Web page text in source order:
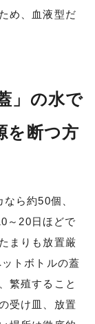
め、血液型だ
」の水で
を断つ方
ら約50個、
～20日ほどで
まりも放置厳
トボトルの蓋
繁殖すること
受け皿、放置